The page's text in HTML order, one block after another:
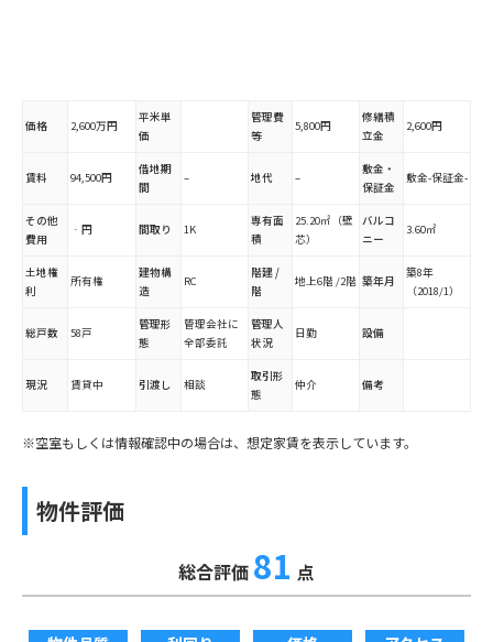
価格 2,600万円
平米単
価
管理費
等
5,800円
修繕積
立金
2,600円
賃料 94,500円
借地期
間
– 地代 –
敷金・
保証金
敷金-保証金-
その他
費用
‐円 間取り 1K
専有面
積
25.20㎡（壁
芯）
バルコ
ニー
3.60㎡
土地権
利
所有権
建物構
造
RC
階建 /
階
地上6階 /2階 築年月
築8年
（2018/1）
総戸数 58戸
管理形
態
管理会社に
全部委託
管理人
状況
日勤 設備
現況 賃貸中 引渡し 相談
取引形
態
仲介 備考
※空室もしくは情報確認中の場合は、想定家賃を表示しています。
物件評価
総合評価 81 点